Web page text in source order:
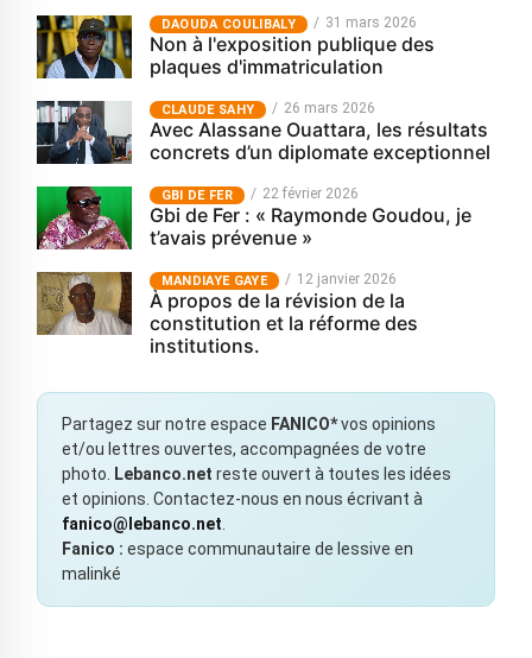
‎DAOUDA COULIBALY 31 mars 2026
Non à l'exposition publique des
plaques d'immatriculation
CLAUDE SAHY 26 mars 2026
Avec Alassane Ouattara, les résultats
concrets d’un diplomate exceptionnel
GBI DE FER 22 février 2026
Gbi de Fer : « Raymonde Goudou, je
t’avais prévenue »
MANDIAYE GAYE 12 janvier 2026
À propos de la révision de la
constitution et la réforme des
institutions.
Partagez sur notre espace FANICO*vos opinions
et/ou lettres ouvertes, accompagnées de votre
photo.
Lebanco.net reste ouvert à toutes les idées
et opinions. Contactez-nous en nous écrivant à
fanico@lebanco.net
Fanico : espace communautaire de lessive en
malinké